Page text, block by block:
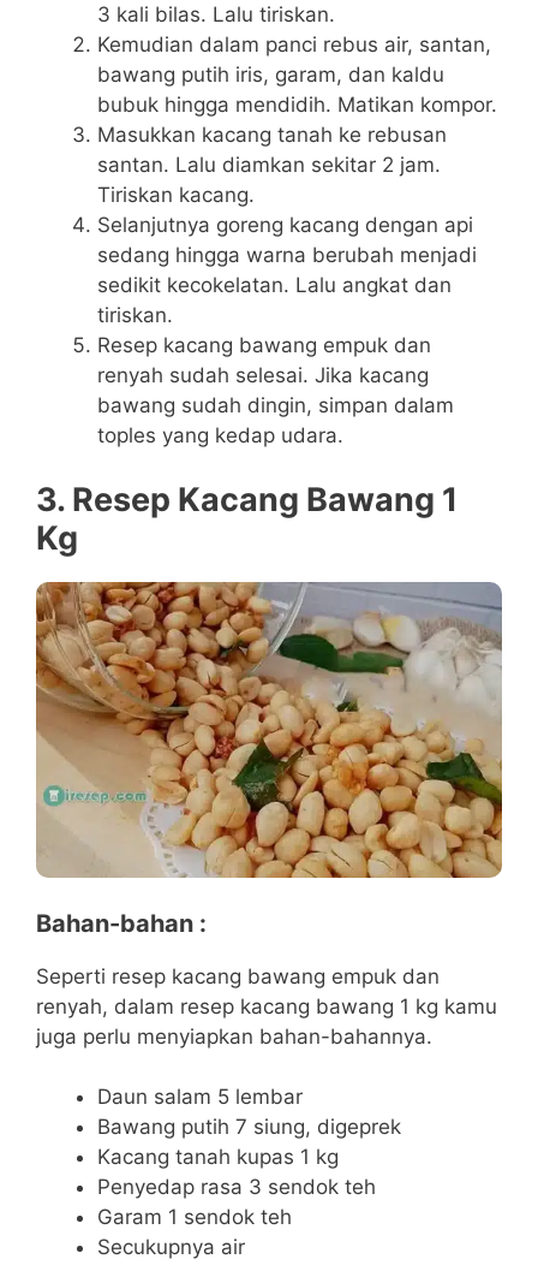
3 kali bilas. Lalu tiriskan.
Kemudian dalam panci rebus air, santan,
bawang putih iris, garam, dan kaldu
bubuk hingga mendidih. Matikan kompor.
Masukkan kacang tanah ke rebusan
santan. Lalu diamkan sekitar 2 jam.
Tiriskan kacang.
Selanjutnya goreng kacang dengan api
sedang hingga warna berubah menjadi
sedikit kecokelatan. Lalu angkat dan
tiriskan.
Resep kacang bawang empuk dan
renyah sudah selesai. Jika kacang
bawang sudah dingin, simpan dalam
toples yang kedap udara.
3. Resep Kacang Bawang 1
Kg
Bahan-bahan :
Seperti resep kacang bawang empuk dan
renyah, dalam resep kacang bawang 1 kg kamu
juga perlu menyiapkan bahan-bahannya.
Daun salam 5 lembar
Bawang putih 7 siung, digeprek
Kacang tanah kupas 1 kg
Penyedap rasa 3 sendok teh
Garam 1 sendok teh
Secukupnya air